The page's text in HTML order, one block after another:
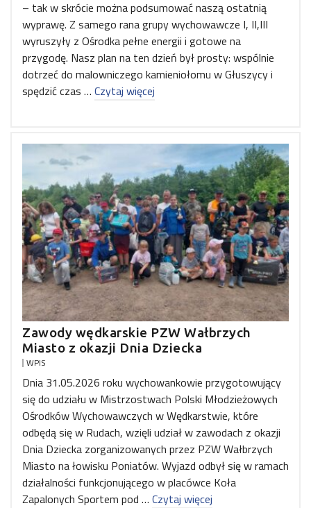
– tak w skrócie można podsumować naszą ostatnią
wyprawę. Z samego rana grupy wychowawcze I, II,III
wyruszyły z Ośrodka pełne energii i gotowe na
przygodę. Nasz plan na ten dzień był prosty: wspólnie
dotrzeć do malowniczego kamieniołomu w Głuszycy i
spędzić czas … Czytaj więcej
Zawody wędkarskie PZW Wałbrzych
Miasto z okazji Dnia Dziecka
WPIS
Dnia 31.05.2026 roku wychowankowie przygotowujący
się do udziału w Mistrzostwach Polski Młodzieżowych
Ośrodków Wychowawczych w Wędkarstwie, które
odbędą się w Rudach, wzięli udział w zawodach z okazji
Dnia Dziecka zorganizowanych przez PZW Wałbrzych
Miasto na łowisku Poniatów. Wyjazd odbył się w ramach
działalności funkcjonującego w placówce Koła
Zapalonych Sportem pod … Czytaj więcej